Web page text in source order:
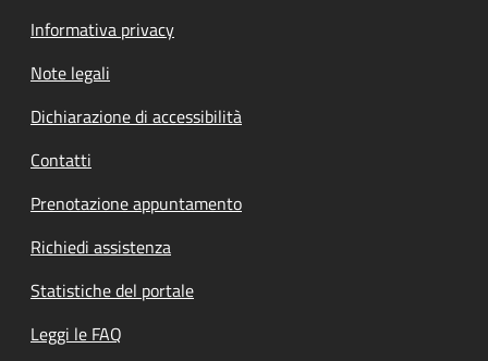
Informativa privacy
Note legali
Dichiarazione di accessibilità
Contatti
Prenotazione appuntamento
Richiedi assistenza
Statistiche del portale
Leggi le FAQ